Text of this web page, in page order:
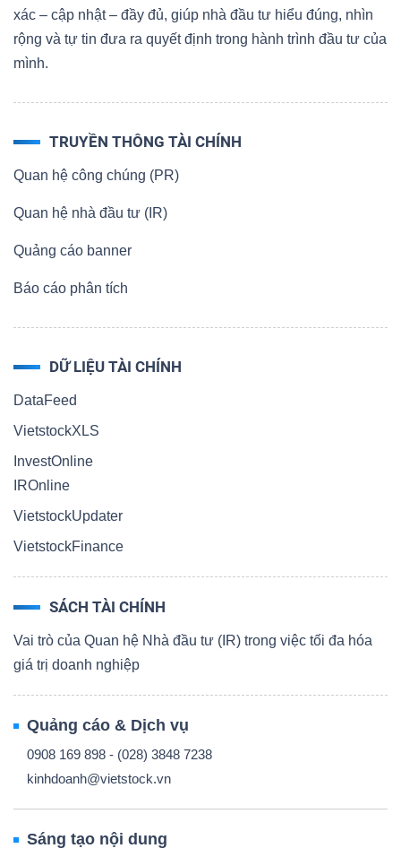
xác – cập nhật – đầy đủ, giúp nhà đầu tư hiểu đúng, nhìn
rộng và tự tin đưa ra quyết định trong hành trình đầu tư của
mình.
TRUYỀN THÔNG TÀI CHÍNH
Quan hệ công chúng (PR)
Quan hệ nhà đầu tư (IR)
Quảng cáo banner
Báo cáo phân tích
DỮ LIỆU TÀI CHÍNH
DataFeed
VietstockXLS
InvestOnline
IROnline
VietstockUpdater
VietstockFinance
SÁCH TÀI CHÍNH
Vai trò của Quan hệ Nhà đầu tư (IR) trong việc tối đa hóa
giá trị doanh nghiệp
Quảng cáo & Dịch vụ
0908 169 898 - (028) 3848 7238
kinhdoanh@vietstock.vn
Sáng tạo nội dung